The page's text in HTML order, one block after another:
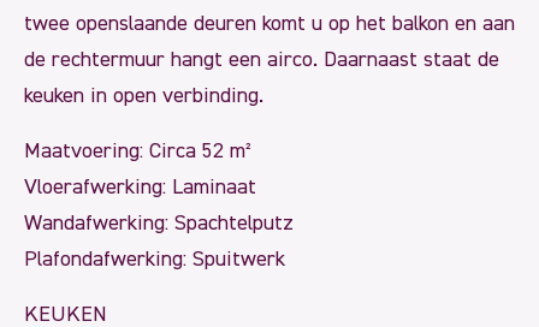
twee openslaande deuren komt u op het balkon en aan
de rechtermuur hangt een airco. Daarnaast staat de
keuken in open verbinding.
Maatvoering: Circa 52 m²
Vloerafwerking: Laminaat
Wandafwerking: Spachtelputz
Plafondafwerking: Spuitwerk
KEUKEN